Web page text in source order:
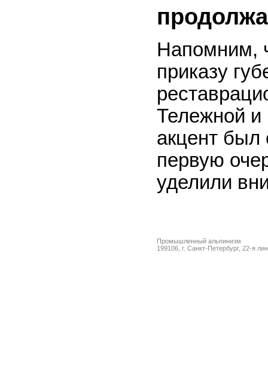
Напомним,
приказу
Тележной и
акцент был
первую
уделили
Промышленный альпинизм
199106, г. Санкт-Петербург, 22-я